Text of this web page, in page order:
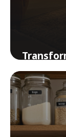
vivre : le
de
28 mars